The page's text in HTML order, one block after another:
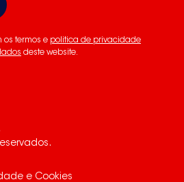
os termos e politica de privacidade
deste website.
e Cookies